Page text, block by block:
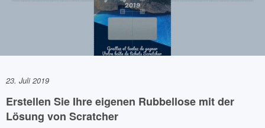
23. Juli 2019
Erstellen Sie Ihre eigenen Rubbellose mit der
Lösung von Scratcher